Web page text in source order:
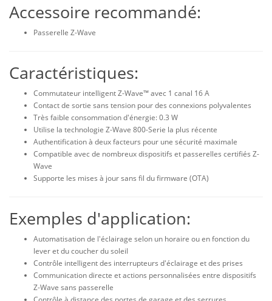
Accessoire recommandé:
Passerelle Z-Wave
Caractéristiques:
Commutateur intelligent Z-Wave™ avec 1 canal 16 A
Contact de sortie sans tension pour des connexions polyvalentes
Très faible consommation d'énergie: 0.3 W
Utilise la technologie Z-Wave 800-Serie la plus récente
Authentification à deux facteurs pour une sécurité maximale
Compatible avec de nombreux dispositifs et passerelles certifiés Z-
Wave
Supporte les mises à jour sans fil du firmware (OTA)
Exemples d'application:
Automatisation de l'éclairage selon un horaire ou en fonction du
lever et du coucher du soleil
Contrôle intelligent des interrupteurs d'éclairage et des prises
Communication directe et actions personnalisées entre dispositifs
Z-Wave sans passerelle